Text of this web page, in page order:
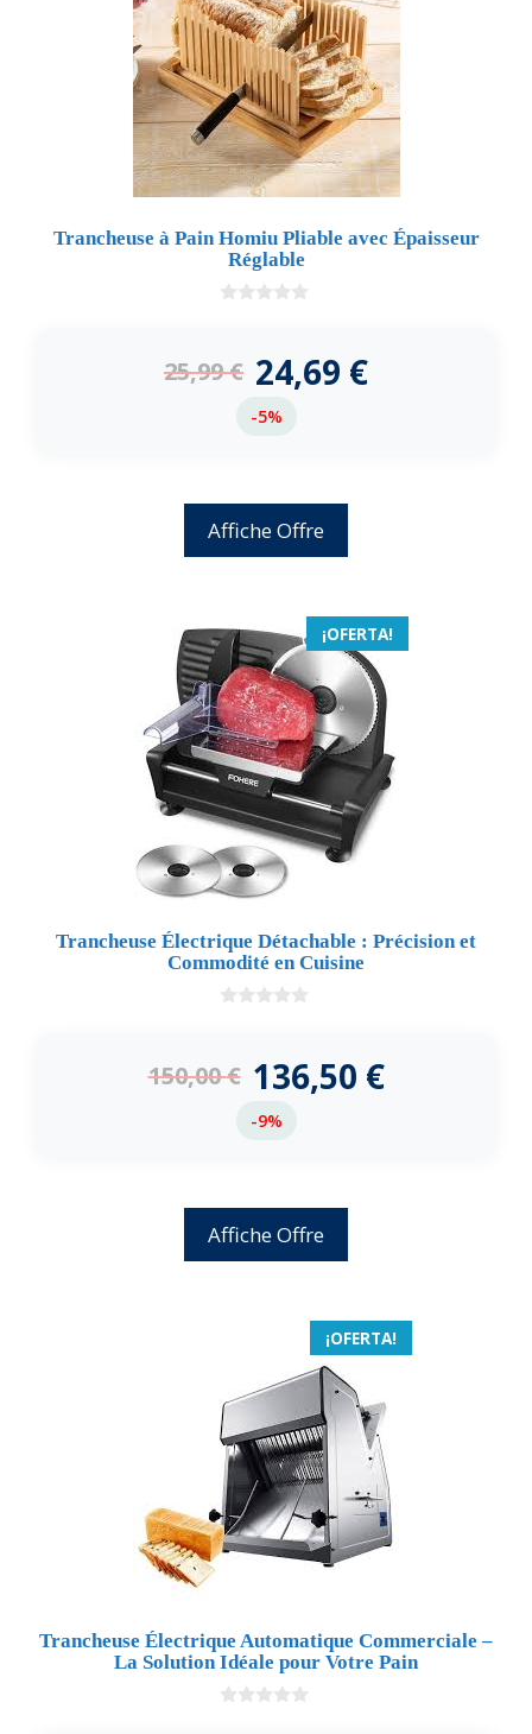
Trancheuse à Pain Homiu Pliable avec Épaisseur
Réglable
5
25,99€ 24,69 €
-5%
Affiche Offre
¡OFERTA!
Trancheuse Électrique Détachable : Précision et
Commodité en Cuisine
5
150,00€ 136,50 €
-9%
Affiche Offre
¡OFERTA!
Trancheuse Électrique Automatique Commerciale –
La Solution Idéale pour Votre Pain